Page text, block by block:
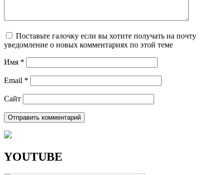
Поставьте галочку если вы хотите получать на почту
уведомление о новых комментариях по этой теме
Имя *
Email *
Сайт
YOUTUBE